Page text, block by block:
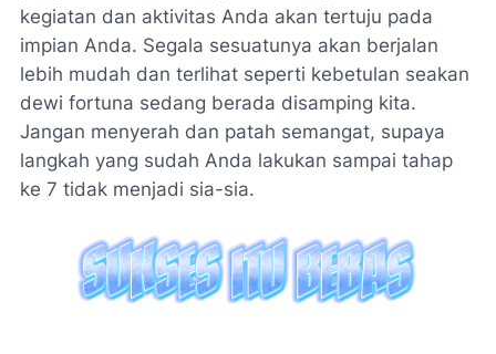
kegiatan dan aktivitas Anda akan tertuju pada
impian Anda. Segala sesuatunya akan berjalan
lebih mudah dan terlihat seperti kebetulan seakan
dewi fortuna sedang berada disamping kita.
Jangan menyerah dan patah semangat, supaya
langkah yang sudah Anda lakukan sampai tahap
ke 7 tidak menjadi sia-sia.